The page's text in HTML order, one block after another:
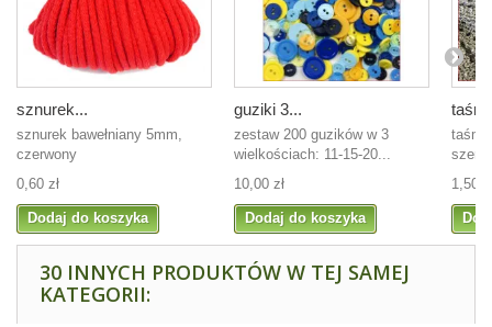
sznurek...
sznurek bawełniany 5mm,
czerwony
0,60 zł
Dodaj do koszyka
guziki 3...
zestaw 200 guzików w 3
wielkościach: 11-15-20...
10,00 zł
Dodaj do koszyka
1,50
30 INNYCH PRODUKTÓW W TEJ SAMEJ
KATEGORII: